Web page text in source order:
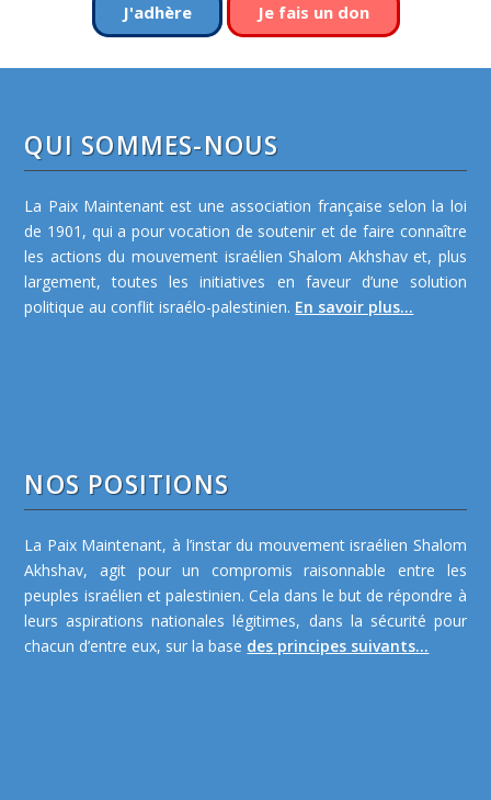
J'adhère Je fais un don
QUI SOMMES-NOUS
La Paix Maintenant est une association française selon la loi
de 1901, qui a pour vocation de soutenir et de faire connaître
les actions du mouvement israélien Shalom Akhshav et, plus
largement, toutes les initiatives en faveur d’une solution
politique au conflit israélo-palestinien. En savoir plus...
NOS POSITIONS
La Paix Maintenant, à l’instar du mouvement israélien Shalom
Akhshav, agit pour un compromis raisonnable entre les
peuples israélien et palestinien. Cela dans le but de répondre à
leurs aspirations nationales légitimes, dans la sécurité pour
chacun d’entre eux, sur la base des principes suivants...